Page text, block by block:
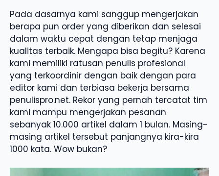
Pada dasarnya kami sanggup mengerjakan
berapa pun order yang diberikan dan selesai
dalam waktu cepat dengan tetap menjaga
kualitas terbaik. Mengapa bisa begitu? Karena
kami memiliki ratusan penulis profesional
yang terkoordinir dengan baik dengan para
editor kami dan terbiasa bekerja bersama
penulispro.net. Rekor yang pernah tercatat tim
kami mampu mengerjakan pesanan
sebanyak 10.000 artikel dalam 1 bulan. Masing-
masing artikel tersebut panjangnya kira-kira
1000 kata. Wow bukan?